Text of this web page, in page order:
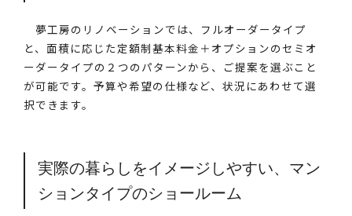
夢工房のリノベーションでは、フルオーダータイプ
と、面積に応じた定額制基本料金＋オプションのセミオ
ーダータイプの２つのパターンから、ご提案を選ぶこと
が可能です。予算や希望の仕様など、状況にあわせて選
択できます。
実際の暮らしをイメージしやすい、マン
ションタイプのショールーム